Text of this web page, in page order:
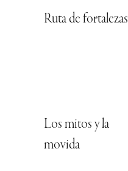
Ruta de fortalezas
Los mitos y la
movida